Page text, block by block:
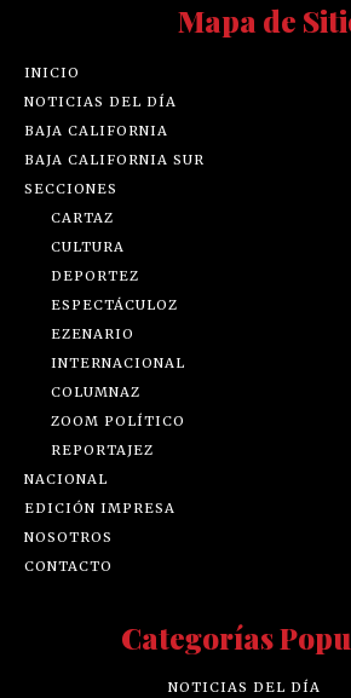
Mapa de
INICIO
NOTICIAS DEL DÍA
BAJA CALIFORNIA
BAJA CALIFORNIA SUR
SECCIONES
CARTAZ
CULTURA
DEPORTEZ
ESPECTÁCULOZ
EZENARIO
INTERNACIONAL
COLUMNAZ
ZOOM POLÍTICO
REPORTAJEZ
NACIONAL
EDICIÓN IMPRESA
NOSOTROS
CONTACTO
Categorías
NOTICIAS DEL DÍA